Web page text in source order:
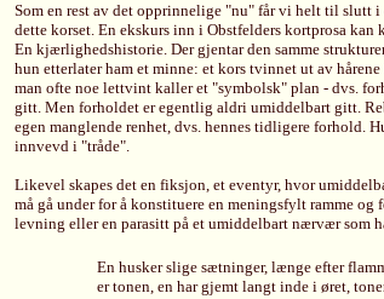
Som en rest av det opprinnelige "nu" får vi helt til slutt
dette korset. En ekskurs inn i Obstfelders kortprosa kan
En kjærlighedshistorie. Der gjentar den samme
hun etterlater ham et minne: et kors tvinnet ut av
man ofte noe lettvint kaller et "symbolsk" plan - dvs.
gitt. Men forholdet er egentlig aldri umiddelbart gitt.
egen manglende renhet, dvs. hennes tidligere forhold.
innvevd i "tråde".
Likevel skapes det en fiksjon, et eventyr, hvor
må gå under for å konstituere en meningsfylt ramme
levning eller en parasitt på et umiddelbart nærvær som
En husker slige sætninger, længe efter
er tonen, en har gjemt langt inde i øret,